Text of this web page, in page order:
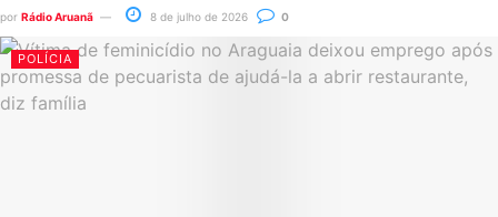
por Rádio Aruanã 8 de julho de 2026 0
POLÍCIA